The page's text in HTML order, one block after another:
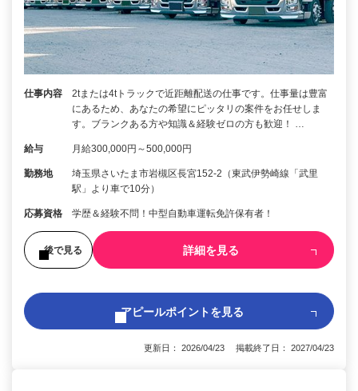
仕事内容
2tまたは4tトラックで近距離配送の仕事です。仕事量は豊富
にあるため、あなたの希望にピッタリの案件をお任せしま
す。ブランクある方や知識＆経験ゼロの方も歓迎！ …
給与 月給300,000円～500,000円
勤務地
埼玉県さいたま市岩槻区長宮152-2（東武伊勢崎線「武里
駅」より車で10分）
応募資格 学歴＆経験不問！中型自動車運転免許保有者！
後で見る 詳細を見る
アピールポイントを見る
更新日： 2026/04/23 掲載終了日： 2027/04/23